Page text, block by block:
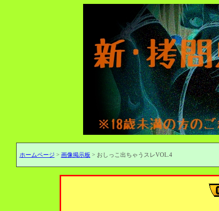
ホームページ > 画像掲示板 > おしっこ出ちゃうスレVOL.4